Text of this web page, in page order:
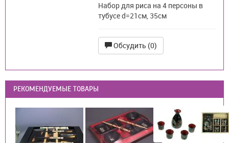
Набор для риса на 4 персоны в
тубусе d=21см, 35см
Обсудить (0)
РЕКОМЕНДУЕМЫЕ ТОВАРЫ